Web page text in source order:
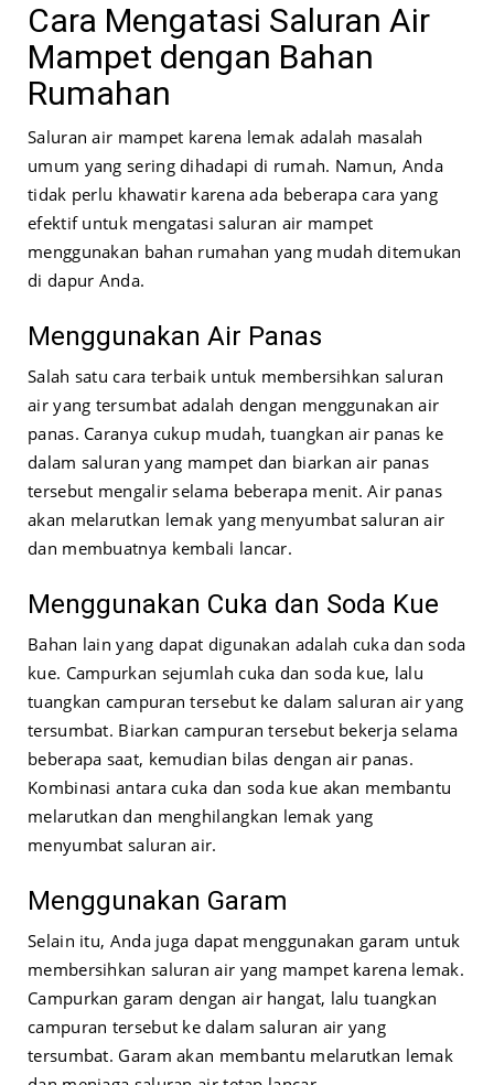
Cara Mengatasi Saluran Air
Mampet dengan Bahan
Rumahan
Saluran air mampet karena lemak adalah masalah
umum yang sering dihadapi di rumah. Namun, Anda
tidak perlu khawatir karena ada beberapa cara yang
efektif untuk mengatasi saluran air mampet
menggunakan bahan rumahan yang mudah ditemukan
di dapur Anda.
Menggunakan Air Panas
Salah satu cara terbaik untuk membersihkan saluran
air yang tersumbat adalah dengan menggunakan air
panas. Caranya cukup mudah, tuangkan air panas ke
dalam saluran yang mampet dan biarkan air panas
tersebut mengalir selama beberapa menit. Air panas
akan melarutkan lemak yang menyumbat saluran air
dan membuatnya kembali lancar.
Menggunakan Cuka dan Soda Kue
Bahan lain yang dapat digunakan adalah cuka dan soda
kue. Campurkan sejumlah cuka dan soda kue, lalu
tuangkan campuran tersebut ke dalam saluran air yang
tersumbat. Biarkan campuran tersebut bekerja selama
beberapa saat, kemudian bilas dengan air panas.
Kombinasi antara cuka dan soda kue akan membantu
melarutkan dan menghilangkan lemak yang
menyumbat saluran air.
Menggunakan Garam
Selain itu, Anda juga dapat menggunakan garam untuk
membersihkan saluran air yang mampet karena lemak.
Campurkan garam dengan air hangat, lalu tuangkan
campuran tersebut ke dalam saluran air yang
tersumbat. Garam akan membantu melarutkan lemak